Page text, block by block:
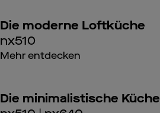
Die moderne Loftküche
nx510
Mehr entdecken
Die minimalistische Küche